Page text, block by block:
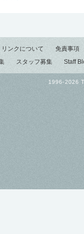
リンクについて
免責事項
スタッフ募集 Staff
1996-2026